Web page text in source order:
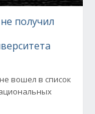
получил
вошел в список